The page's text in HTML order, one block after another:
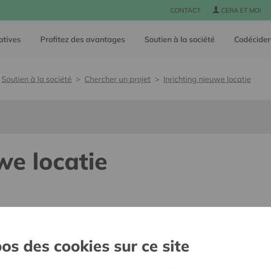
CONTACT CERA ET MOI
Profitez des avantages Soutien à la société Codécider
Soutien à la société Chercher un projet Inrichting nieuwe locatie
locatie
sans barrières
- Klein-Brabant
décision:
des cookies sur ce site